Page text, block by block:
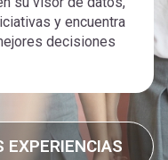
y encuentra
decisiones
EXPERIENCIAS